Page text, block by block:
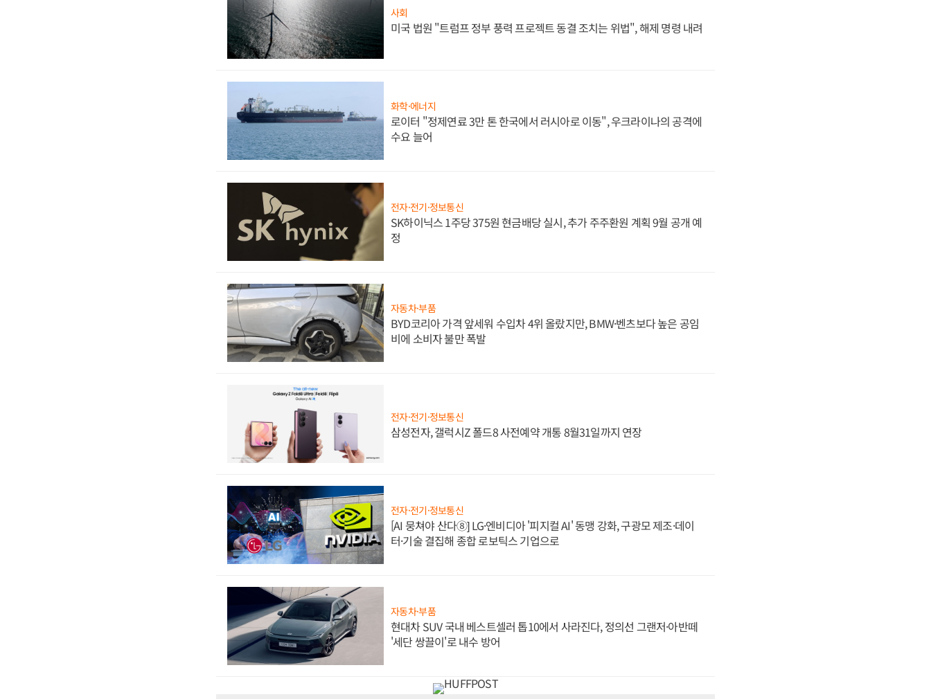
사회
미국 법원 "트럼프 정부 풍력 프로젝트 동결 조치는 위법", 해제 명령 내려
화학·에너지
로이터 "정제연료 3만 톤 한국에서 러시아로 이동", 우크라이나의 공격에
수요 늘어
전자·전기·정보통신
SK하이닉스 1주당 375원 현금배당 실시, 추가 주주환원 계획 9월 공개 예
정
자동차·부품
BYD코리아 가격 앞세워 수입차 4위 올랐지만, BMW·벤츠보다 높은 공임
비에 소비자 불만 폭발
전자·전기·정보통신
삼성전자, 갤럭시Z 폴드8 사전예약 개통 8월31일까지 연장
전자·전기·정보통신
[AI 뭉쳐야 산다⑧] LG·엔비디아 '피지컬 AI' 동맹 강화, 구광모 제조·데이
터·기술 결집해 종합 로보틱스 기업으로
자동차·부품
현대차 SUV 국내 베스트셀러 톱10에서 사라진다, 정의선 그랜저·아반떼
'세단 쌍끌이'로 내수 방어